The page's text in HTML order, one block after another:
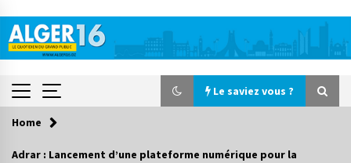
content
Le saviez vous ?
Le saviez vous ?
Home
Adrar : Lancement d’une plateforme numérique pour la